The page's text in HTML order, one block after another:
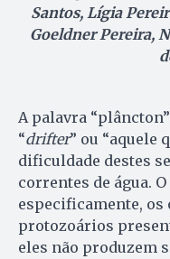
Santos, Lígia
Goeldner Pereira,
A palavra
“drifter” ou “aquele
dificuldade destes
correntes de água.
especificamente,
protozoários
eles não produzem